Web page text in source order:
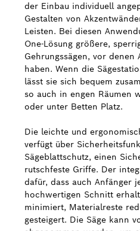
der Einbau individuell
Gestalten von
Leisten. Bei diesen
One-Lösung größere,
Gehrungssägen, vor denen
haben. Wenn die
lässt sie sich bequem
so auch in engen Räumen
oder unter Betten Platz.
Die leichte und
verfügt über
Sägeblattschutz, einen
rutschfeste Griffe. Der
dafür, dass auch Anfänger
hochwertigen Schnitt
minimiert, Materialreste
gesteigert. Die Säge kann